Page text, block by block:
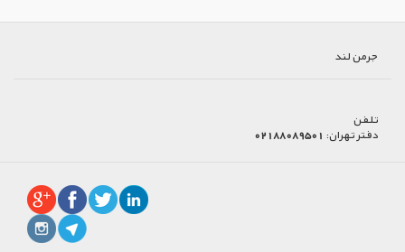
جرمن لند
تلفن
دفتر تهران: 02188089501